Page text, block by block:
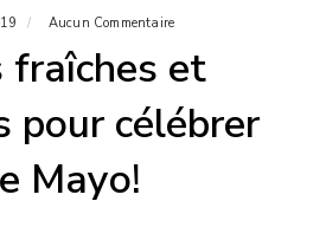
Aucun Commentaire
fraîches et
pour célébrer
Mayo!